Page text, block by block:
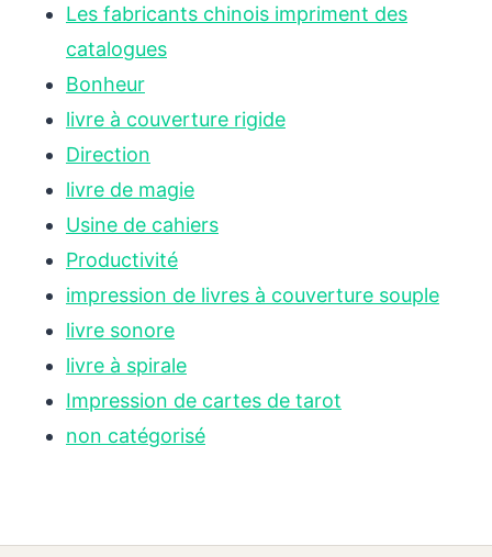
Les fabricants chinois impriment des
catalogues
Bonheur
livre à couverture rigide
Direction
livre de magie
Usine de cahiers
Productivité
impression de livres à couverture souple
livre sonore
livre à spirale
Impression de cartes de tarot
non catégorisé